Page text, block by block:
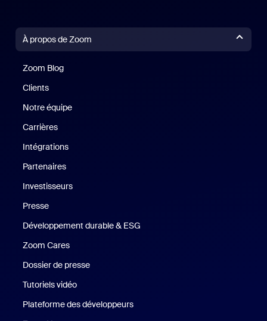
À propos de Zoom
Zoom Blog
Clients
Notre équipe
Carrières
Intégrations
Partenaires
Investisseurs
Presse
Développement durable & ESG
Zoom Cares
Dossier de presse
Tutoriels vidéo
Plateforme des développeurs